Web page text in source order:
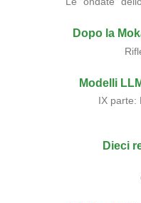
Dopo la
Modelli
IX
Dieci